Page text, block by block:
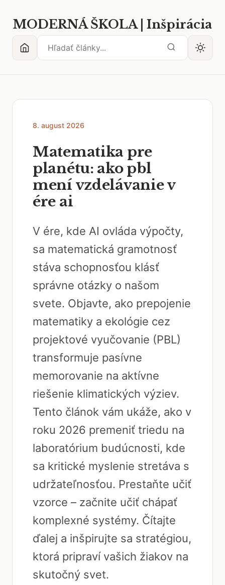
MODERNÁ ŠKOLA | Inšpirácia
8. august 2026
Matematika pre
planétu: ako pbl
mení vzdelávanie v
ére ai
V ére, kde AI ovláda výpočty,
sa matematická gramotnosť
stáva schopnosťou klásť
správne otázky o našom
svete. Objavte, ako prepojenie
matematiky a ekológie cez
projektové vyučovanie (PBL)
transformuje pasívne
memorovanie na aktívne
riešenie klimatických výziev.
Tento článok vám ukáže, ako v
roku 2026 premeniť triedu na
laboratórium budúcnosti, kde
sa kritické myslenie stretáva s
udržateľnosťou. Prestaňte učiť
vzorce – začnite učiť chápať
komplexné systémy. Čítajte
ďalej a inšpirujte sa stratégiou,
ktorá pripraví vašich žiakov na
skutočný svet.